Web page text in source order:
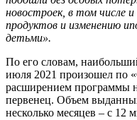
новостроек, в том числе и
продуктов и изменению
детьми».
По его словам,
июля 2021 произошел по
расширением программы
первенец. Объем
несколько месяцев – с 12